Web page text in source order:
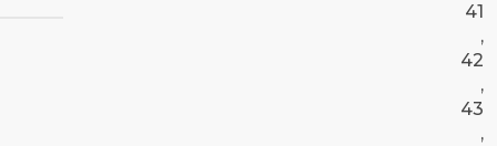
41
,
42
,
43
,